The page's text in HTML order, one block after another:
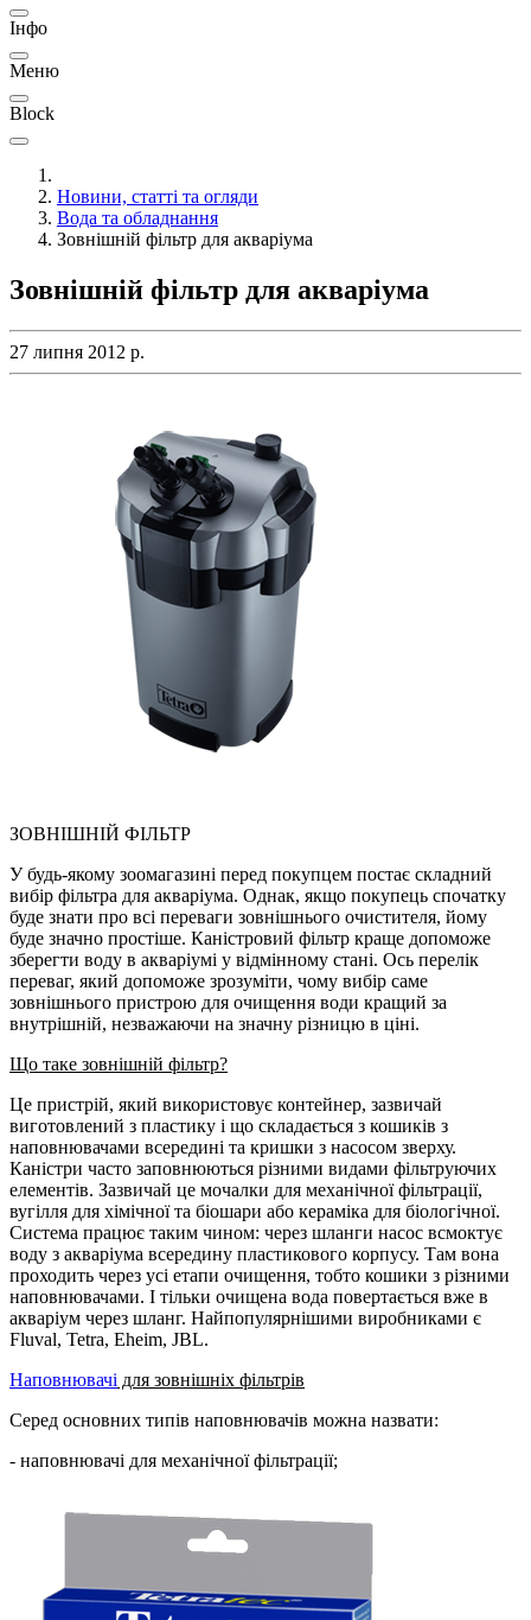
Інфо
Меню
Block
Новини, статті та огляди
Вода та обладнання
Зовнішній фільтр для акваріума
Зовнішній фільтр для акваріума
27 липня 2012 р.
ЗОВНІШНІЙ ФІЛЬТР
У будь-якому зоомагазині перед покупцем постає складний
вибір фільтра для акваріума. Однак, якщо покупець спочатку
буде знати про всі переваги зовнішнього очистителя, йому
буде значно простіше. Каністровий фільтр краще допоможе
зберегти воду в акваріумі у відмінному стані. Ось перелік
переваг, який допоможе зрозуміти, чому вибір саме
зовнішнього пристрою для очищення води кращий за
внутрішній, незважаючи на значну різницю в ціні.
Що таке зовнішній фільтр?
Це пристрій, який використовує контейнер, зазвичай
виготовлений з пластику і що складається з кошиків з
наповнювачами всередині та кришки з насосом зверху.
Каністри часто заповнюються різними видами фільтруючих
елементів. Зазвичай це мочалки для механічної фільтрації,
вугілля для хімічної та біошари або кераміка для біологічної.
Система працює таким чином: через шланги насос всмоктує
воду з акваріума всередину пластикового корпусу. Там вона
проходить через усі етапи очищення, тобто кошики з різними
наповнювачами. І тільки очищена вода повертається вже в
акваріум через шланг. Найпопулярнішими виробниками є
Fluval, Tetra, Eheim, JBL.
Наповнювачі для зовнішніх фільтрів
Серед основних типів наповнювачів можна назвати:
- наповнювачі для механічної фільтрації;